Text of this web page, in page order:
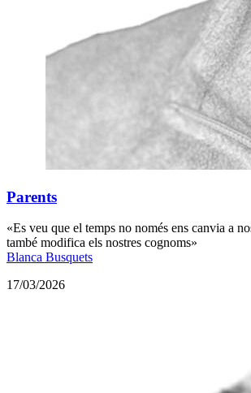
Parents
«Es veu que el temps no només ens canvia a
també modifica els nostres cognoms»
Blanca Busquets
17/03/2026